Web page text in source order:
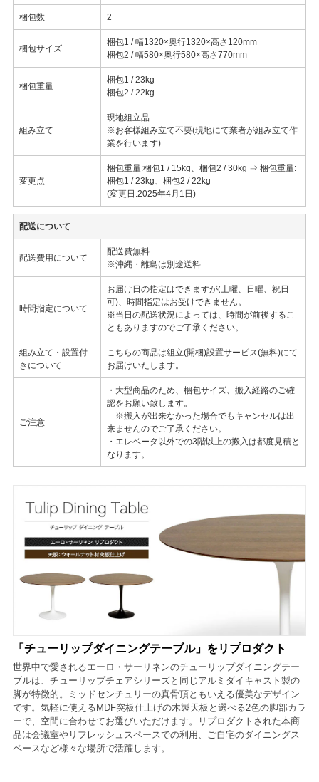
梱包数 2
梱包サイズ
梱包1 / 幅1320×奥行1320×高さ120mm
梱包2 / 幅580×奥行580×高さ770mm
梱包重量
梱包1 / 23kg
梱包2 / 22kg
組み立て
現地組立品
※お客様組み立て不要(現地にて業者が組み立て作
業を行います)
変更点
梱包重量:梱包1 / 15kg、梱包2 / 30kg ⇒ 梱包重量:
梱包1 / 23kg、梱包2 / 22kg
(変更日:2025年4月1日)
配送について
配送費用について
配送費無料
※沖縄・離島は別途送料
時間指定について
お届け日の指定はできますが(土曜、日曜、祝日
可)、時間指定はお受けできません。
※当日の配送状況によっては、時間が前後するこ
ともありますのでご了承ください。
組み立て・設置付
きについて
こちらの商品は組立(開梱)設置サービス(無料)にて
お届けいたします。
ご注意
・大型商品のため、梱包サイズ、搬入経路のご確
認をお願い致します。
※搬入が出来なかった場合でもキャンセルは出
来ませんのでご了承ください。
・エレベータ以外での3階以上の搬入は都度見積と
なります。
「チューリップダイニングテーブル」をリプロダクト
世界中で愛されるエーロ・サーリネンのチューリップダイニングテー
ブルは、チューリップチェアシリーズと同じアルミダイキャスト製の
脚が特徴的。ミッドセンチュリーの真骨頂ともいえる優美なデザイン
です。気軽に使えるMDF突板仕上げの木製天板と選べる2色の脚部カラ
ーで、空間に合わせてお選びいただけます。リプロダクトされた本商
品は会議室やリフレッシュスペースでの利用、ご自宅のダイニングス
ペースなど様々な場所で活躍します。